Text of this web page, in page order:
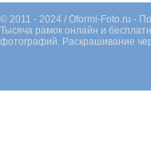
© 2011 - 2024 / Oformi-Foto.ru -
Тысяча рамок онлайн и
фотографий. Раскрашивание